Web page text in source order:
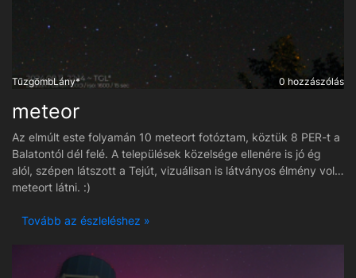
TűzgömbLány* 0 hozzászólás
meteor
Az elmúlt este folyamán 10 meteort fotóztam, köztük 8 PER-t a
Balatontól dél felé. A települések közelsége ellenére is jó ég
alól, szépen látszott a Tejút, vizuálisan is látványos élmény volt
meteort látni. :)
Tovább az észleléshez »